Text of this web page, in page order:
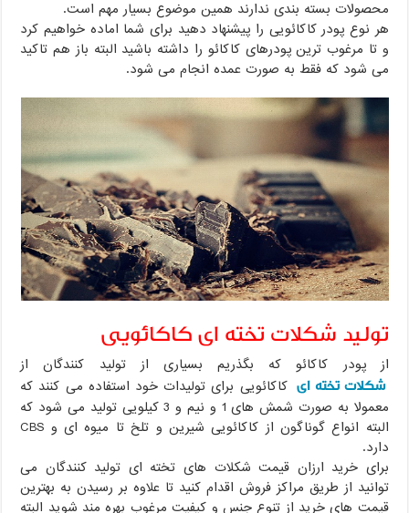
محصولات بسته بندی ندارند همین موضوع بسیار مهم است.
هر نوع پودر کاکائویی را پیشنهاد دهید برای شما اماده خواهیم کرد
و تا مرغوب ترین پودرهای کاکائو را داشته باشید البته باز هم تاکید
می شود که فقط به صورت عمده انجام می شود.
تولید شکلات تخته ای کاکائویی
از پودر کاکائو که بگذریم بسیاری از تولید کنندگان از
شکلات تخته ای کاکائویی برای تولیدات خود استفاده می کنند که
معمولا به صورت شمش های 1 و نیم و 3 کیلویی تولید می شود که
البته انواع گوناگون از کاکائویی شیرین و تلخ تا میوه ای و CBS
دارد.
برای خرید ارزان قیمت شکلات های تخته ای تولید کنندگان می
توانید از طریق مراکز فروش اقدام کنید تا علاوه بر رسیدن به بهترین
قیمت های خرید از تنوع جنس و کیفیت مرغوب بهره مند شوید البته